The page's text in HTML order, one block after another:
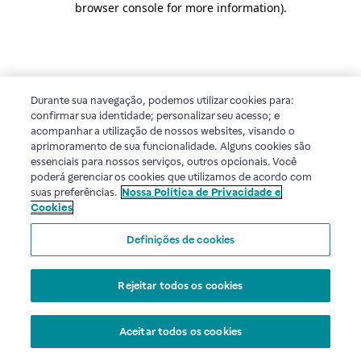
browser console for more information).
Durante sua navegação, podemos utilizar cookies para:
confirmar sua identidade; personalizar seu acesso; e
acompanhar a utilização de nossos websites, visando o
aprimoramento de sua funcionalidade. Alguns cookies são
essenciais para nossos serviços, outros opcionais. Você
poderá gerenciar os cookies que utilizamos de acordo com
suas preferências. Nossa Política de Privacidade e
Cookies
Definições de cookies
Rejeitar todos os cookies
Aceitar todos os cookies